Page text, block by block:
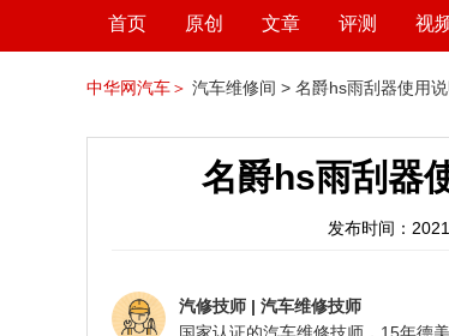
首页 原创 文章 评测 视
中华网汽车＞ 汽车维修间 > 名爵hs雨刮器使用
名爵hs雨刮器
发布时间：
汽修技师 | 汽车维修技师